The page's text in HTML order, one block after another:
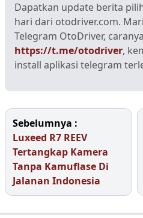
Dapatkan update berita
hari dari otodriver.com.
Telegram OtoDriver,
https://t.me/otodriver,
install aplikasi telegram
Sebelumnya :
Luxeed R7 REEV
Tertangkap Kamera
Tanpa Kamuflase Di
Jalanan Indonesia